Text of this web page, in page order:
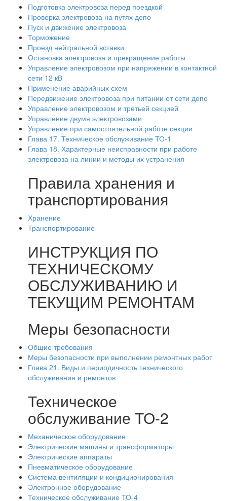
Подготовка электровоза перед поездкой
Проверка электровоза на путях депо
Пуск и движение электровоза
Торможение
Проезд нейтральной вставки
Остановка электровоза и прекращение работы
Управление электровозом при напряжении в контактной
сети 12 кВ
Применение аварийных схем
Передвижение электровоза при питании от сети депо
Управление электровозом и третьей секцией
Управление двумя электровозами
Управление при самостоятельной работе секции
Глава 17. Техническое обслуживание ТО-1
Глава 18. Характерные неисправности при работе
электровоза на линии и методы их устранения
Правила хранения и
транспортирования
Хранение
Транспортирование
ИНСТРУКЦИЯ ПО
ТЕХНИЧЕСКОМУ
ОБСЛУЖИВАНИЮ И
ТЕКУЩИМ РЕМОНТАМ
Меры безопасности
Общие требования
Меры безопасности при выполнении ремонтных работ
Глава 21. Виды и периодичность технического
обслуживания и ремонтов
Техническое
обслуживание ТО-2
Механическое оборудование
Электрические машины и трансформаторы
Электрические аппараты
Пневматическое оборудование
Система вентиляции и кондиционирования
Электронное оборудование
Техническое обслуживание ТО-4